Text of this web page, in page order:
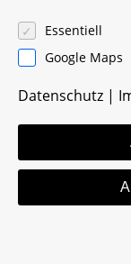
Essentiell
Google Maps
Datenschutz |